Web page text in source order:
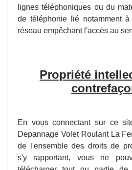
lignes téléphoniques ou du
de téléphonie lié notamment à
réseau empêchant l'accès au
Propriété
En vous connectant sur ce
Depannage Volet Roulant La
de l'ensemble des droits de
s'y rapportant, vous ne